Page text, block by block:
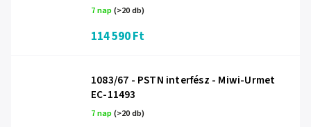
7 nap(>20 db)
114 590 Ft
1083/67 - PSTN interfész - Miwi-Urmet
EC-11493
7 nap(>20 db)